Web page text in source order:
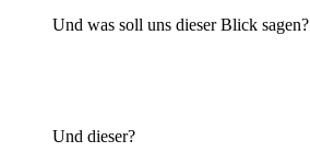
Und was soll uns dieser Blick sagen?
Und dieser?